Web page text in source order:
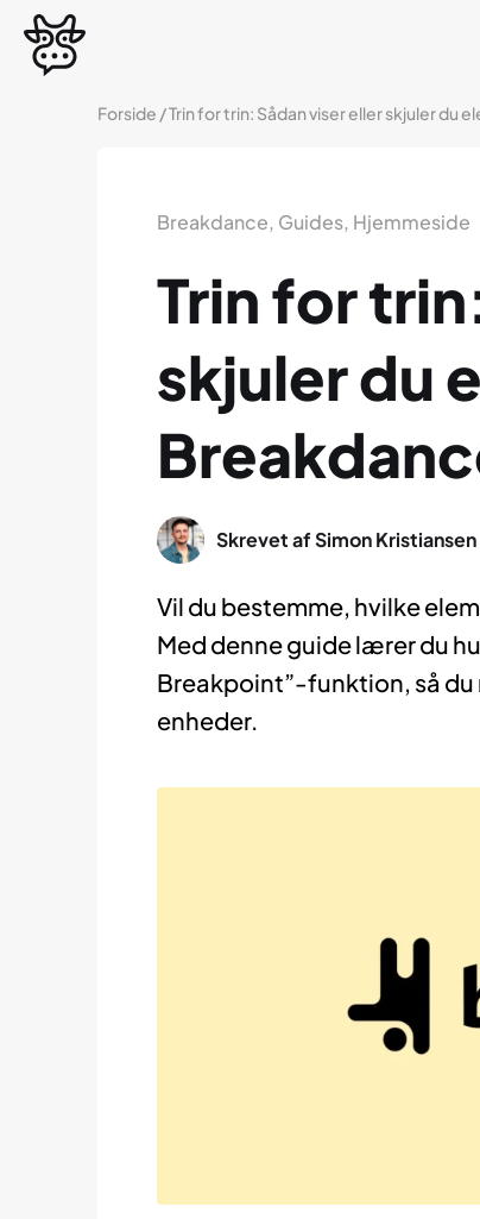
Forside /Trin for trin: Sådan viser eller skjuler du
Breakdance, Guides, Hjemmeside
Trin for
skjuler du
Skrevet afSimon Kristiansen
Vil du bestemme, hvilke
Med denne guide lærer du
Breakpoint”-funktion, så
enheder.